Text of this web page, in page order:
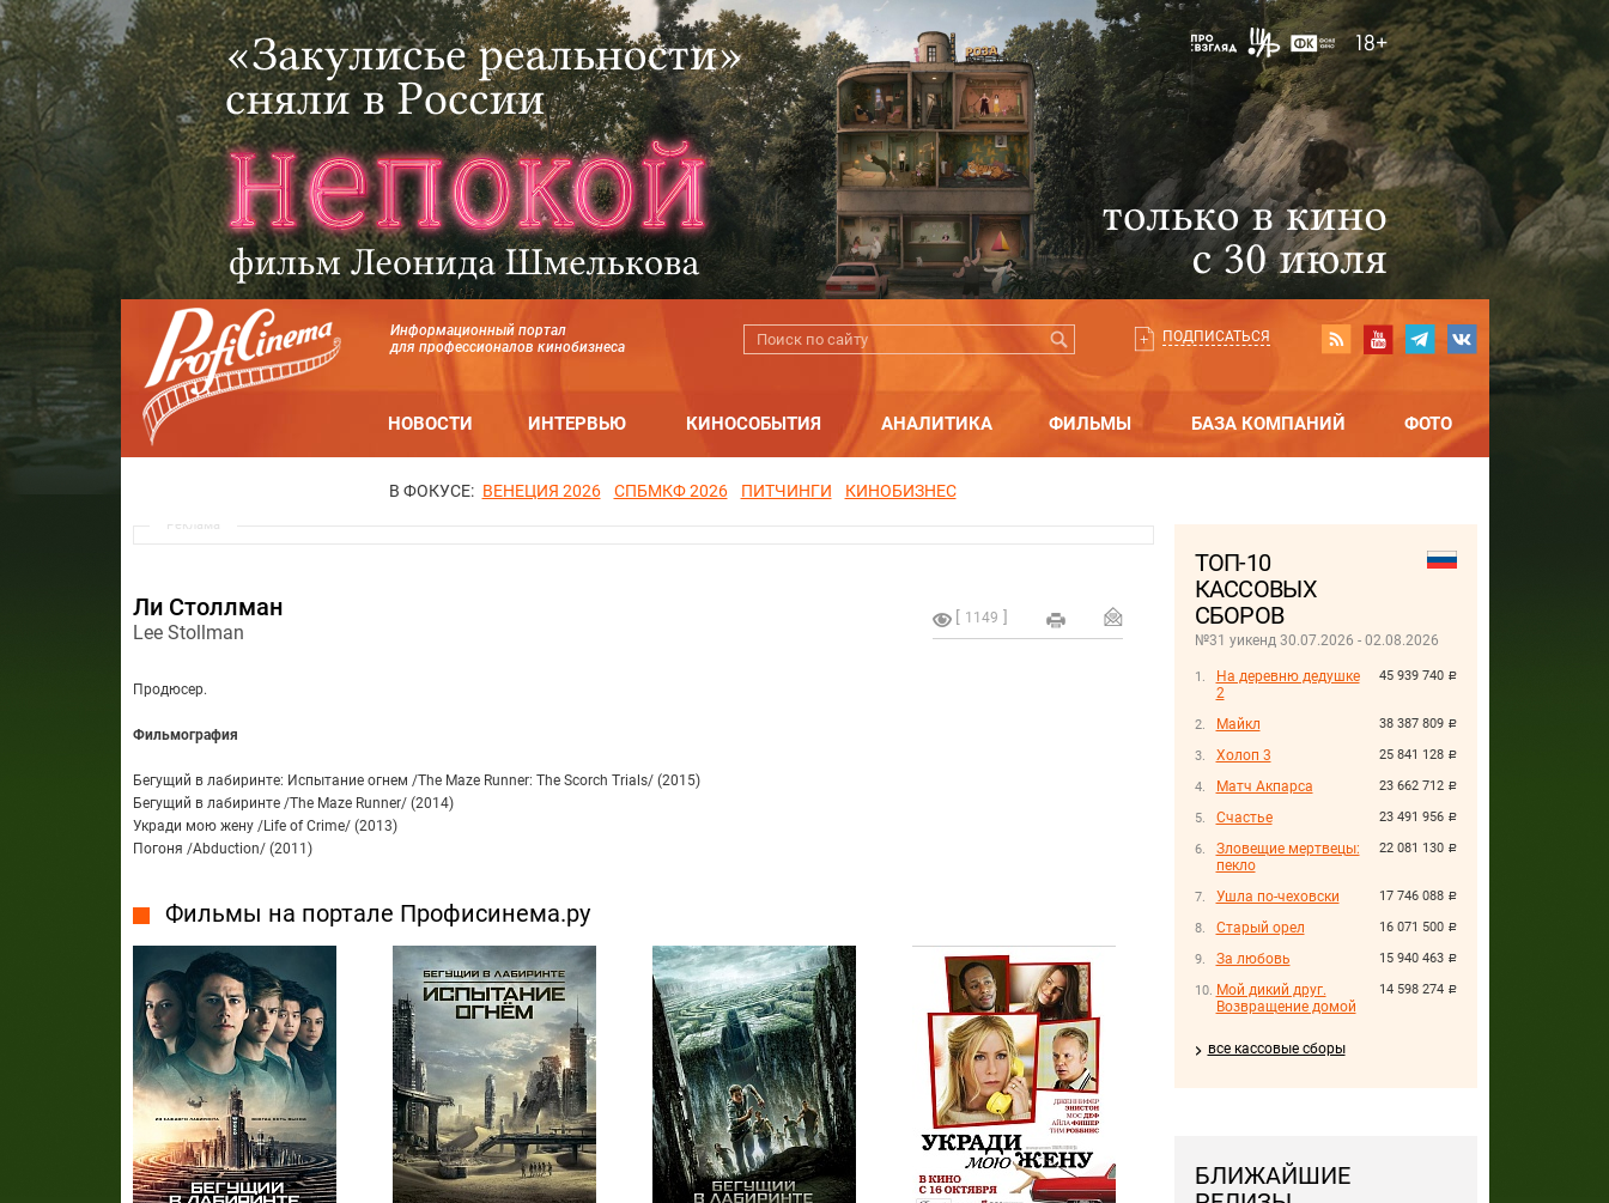
Информационный портал
для профессионалов кинобизнеса
ПОДПИСАТЬСЯ
НОВОСТИ ИНТЕРВЬЮ КИНОСОБЫТИЯ АНАЛИТИКА ФИЛЬМЫ БАЗА КОМПАНИЙ ФОТО
В ФОКУСЕ: ВЕНЕЦИЯ 2026 СПБМКФ 2026 ПИТЧИНГИ КИНОБИЗНЕС
ТОП-10
КАССОВЫХ
СБОРОВ
№31 уикенд 30.07.2026 - 02.08.2026
45 939 740 руб.
На деревню дедушке
2
38 387 809 руб.
Майкл
25 841 128 руб.
Холоп 3
23 662 712 руб.
Матч Акпарса
23 491 956 руб.
Счастье
22 081 130 руб.
Зловещие мертвецы:
пекло
17 746 088 руб.
Ушла по-чеховски
16 071 500 руб.
Старый орел
15 940 463 руб.
За любовь
14 598 274 руб.
Мой дикий друг.
Возвращение домой
все кассовые сборы
БЛИЖАЙШИЕ
Реклама
1149
Ли Столлман
Lee Stollman
Продюсер.
Фильмография
Бегущий в лабиринте: Испытание огнем /The Maze Runner: The Scorch Trials/ (2015)
Бегущий в лабиринте /The Maze Runner/ (2014)
Укради мою жену /Life of Crime/ (2013)
Погоня /Abduction/ (2011)
Фильмы на портале Профисинема.ру